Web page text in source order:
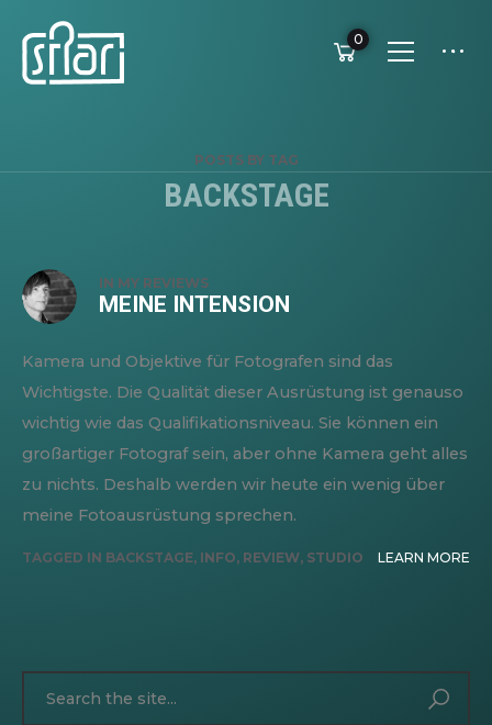
0
POSTS BY TAG
BACKSTAGE
IN MY REVIEWS
MEINE INTENSION
Kamera und Objektive für Fotografen sind das
Wichtigste. Die Qualität dieser Ausrüstung ist genauso
wichtig wie das Qualifikationsniveau. Sie können ein
großartiger Fotograf sein, aber ohne Kamera geht alles
zu nichts. Deshalb werden wir heute ein wenig über
meine Fotoausrüstung sprechen.
TAGGED IN BACKSTAGE, INFO, REVIEW, STUDIO LEARN MORE